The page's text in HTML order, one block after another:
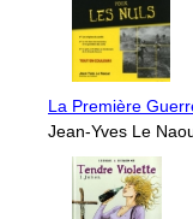
La Première
Jean-Yves Le